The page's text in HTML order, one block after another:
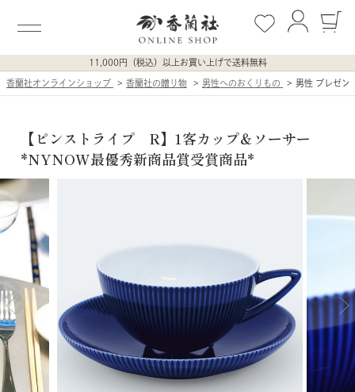
11,000円（税込）以上お買い上げで送料無料
香蘭社オンラインショップ 香蘭社の贈り物 男性へのおくりもの 男性 プレゼン
【ピンストライプ R】1客カップ＆ソーサー
*NYNOW最優秀新商品賞受賞商品*